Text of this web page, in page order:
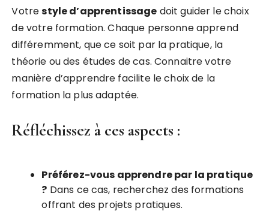
Votrestyle d’apprentissage doit guider le choix
de votre formation. Chaque personne apprend
différemment, que ce soit par la pratique, la
théorie ou des études de cas. Connaitre votre
manière d’apprendre facilite le choix de la
formation la plus adaptée.
Réfléchissez à ces aspects :
Préférez-vous apprendre par la pratique
? Dans ce cas, recherchez des formations
offrant des projets pratiques.